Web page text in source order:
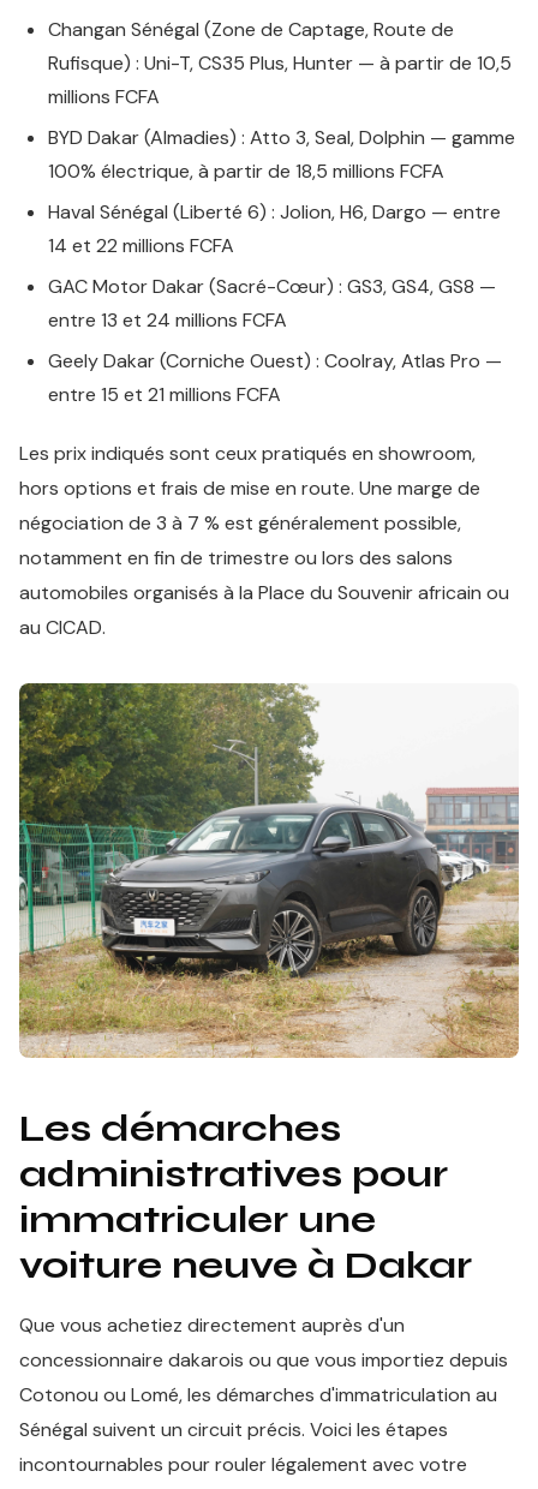
Changan Sénégal (Zone de Captage, Route de
Rufisque) : Uni-T, CS35 Plus, Hunter — à partir de 10,5
millions FCFA
BYD Dakar (Almadies) : Atto 3, Seal, Dolphin — gamme
100% électrique, à partir de 18,5 millions FCFA
Haval Sénégal (Liberté 6) : Jolion, H6, Dargo — entre
14 et 22 millions FCFA
GAC Motor Dakar (Sacré-Cœur) : GS3, GS4, GS8 —
entre 13 et 24 millions FCFA
Geely Dakar (Corniche Ouest) : Coolray, Atlas Pro —
entre 15 et 21 millions FCFA
Les prix indiqués sont ceux pratiqués en showroom,
hors options et frais de mise en route. Une marge de
négociation de 3 à 7 % est généralement possible,
notamment en fin de trimestre ou lors des salons
automobiles organisés à la Place du Souvenir africain ou
au CICAD.
Les démarches
administratives pour
immatriculer une
voiture neuve à Dakar
Que vous achetiez directement auprès d'un
concessionnaire dakarois ou que vous importiez depuis
Cotonou ou Lomé, les démarches d'immatriculation au
Sénégal suivent un circuit précis. Voici les étapes
incontournables pour rouler légalement avec votre